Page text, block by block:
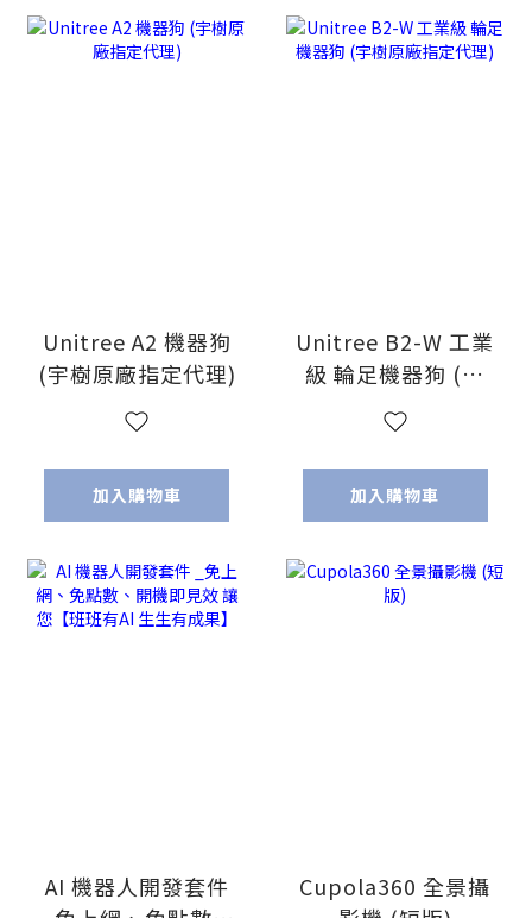
Unitree A2 機器狗
(宇樹原廠指定代理)
加入購物車
Unitree B2-W 工業
級 輪足機器狗 (宇
樹原廠指定代理)
加入購物車
AI 機器人開發套件
Cupola360 全景攝